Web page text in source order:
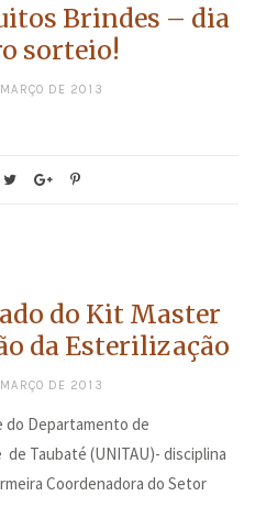
Brindes – dia
sorteio!
DE 2013
do Kit Master
da Esterilização
DE 2013
do Departamento de
Taubaté (UNITAU)- disciplina
Coordenadora do Setor